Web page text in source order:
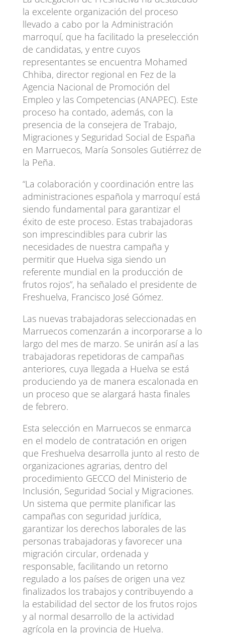
la excelente organización del proceso
llevado a cabo por la Administración
marroquí, que ha facilitado la preselección
de candidatas, y entre cuyos
representantes se encuentra Mohamed
Chhiba, director regional en Fez de la
Agencia Nacional de Promoción del
Empleo y las Competencias (ANAPEC). Este
proceso ha contado, además, con la
presencia de la consejera de Trabajo,
Migraciones y Seguridad Social de España
en Marruecos, María Sonsoles Gutiérrez de
la Peña.
“La colaboración y coordinación entre las
administraciones española y marroquí está
siendo fundamental para garantizar el
éxito de este proceso. Estas trabajadoras
son imprescindibles para cubrir las
necesidades de nuestra campaña y
permitir que Huelva siga siendo un
referente mundial en la producción de
frutos rojos”, ha señalado el presidente de
Freshuelva, Francisco José Gómez.
Las nuevas trabajadoras seleccionadas en
Marruecos comenzarán a incorporarse a lo
largo del mes de marzo. Se unirán así a las
trabajadoras repetidoras de campañas
anteriores, cuya llegada a Huelva se está
produciendo ya de manera escalonada en
un proceso que se alargará hasta finales
de febrero.
Esta selección en Marruecos se enmarca
en el modelo de contratación en origen
que Freshuelva desarrolla junto al resto de
organizaciones agrarias, dentro del
procedimiento GECCO del Ministerio de
Inclusión, Seguridad Social y Migraciones.
Un sistema que permite planificar las
campañas con seguridad jurídica,
garantizar los derechos laborales de las
personas trabajadoras y favorecer una
migración circular, ordenada y
responsable, facilitando un retorno
regulado a los países de origen una vez
finalizados los trabajos y contribuyendo a
la estabilidad del sector de los frutos rojos
y al normal desarrollo de la actividad
agrícola en la provincia de Huelva.